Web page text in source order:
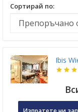
Сортирай по:
Ibis